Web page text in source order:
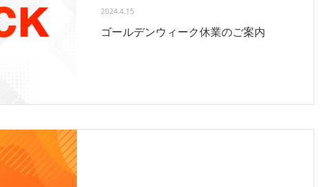
2024.4.15
ゴールデンウィーク休業のご案内